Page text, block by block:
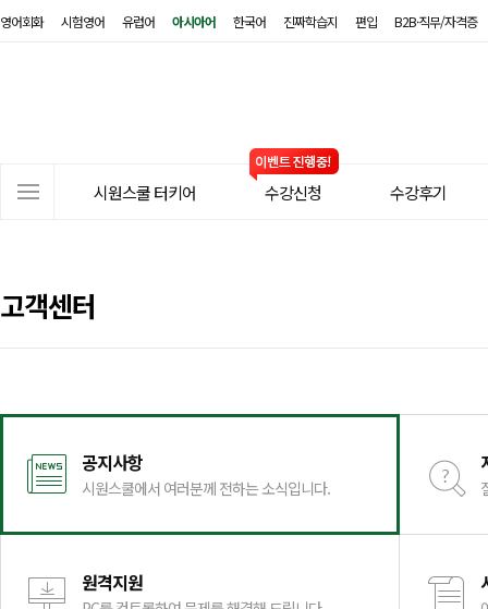
영어회화 시험영어 유럽어 아시아어 한국어 진짜학습지 편입 B2B·직무/자격증
시원스쿨 터키어 수강신청 수강후기
고객센터
공지사항
시원스쿨에서 여러분께 전하는 소식입니다.
원격지원